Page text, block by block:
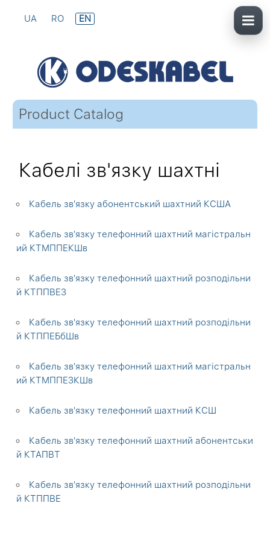
UA RO EN
Product Catalog
Кабелі зв'язку шахтні
Кабель зв'язку абонентський шахтний КСША
Кабель зв'язку телефонний шахтний магістральн
ий КТМППЕКШв
Кабель зв'язку телефонний шахтний розподільни
й КТППВЕЗ
Кабель зв'язку телефонний шахтний розподільни
й КТППЕБбШв
Кабель зв'язку телефонний шахтний магістральн
ий КТМППЕЗКШв
Кабель зв'язку телефонний шахтний КСШ
Кабель зв'язку телефонний шахтний абонентськи
й КТАПВТ
Кабель зв'язку телефонний шахтний розподільни
й КТППВЕ